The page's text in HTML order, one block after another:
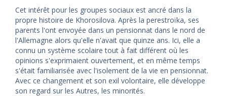
Cet intérêt pour les groupes sociaux est ancré dans la
propre histoire de Khorosilova. Après la perestroïka, ses
parents l'ont envoyée dans un pensionnat dans le nord de
l'Allemagne alors qu'elle n'avait que quinze ans. Ici, elle a
connu un système scolaire tout à fait différent où les
opinions s'exprimaient ouvertement, et en même temps
s'était familiarisée avec l'isolement de la vie en pensionnat.
Avec ce changement et son exil volontaire, elle développe
son regard sur les Autres, les minorités.